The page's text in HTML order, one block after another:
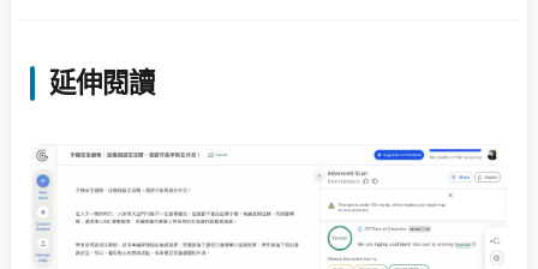
延伸閱讀